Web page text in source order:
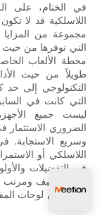
في الختام، على
اللاسلكية قد لا تكون
مجموعة من المزايا
التي توفرها من حيث
محطة الألعاب
طويلاً من حيث
التكنولوجي إلى
التي كانت في
ليست جميع
الضروري الاستثمار
وسريع الاستجابة.
اللاسلكي أو
في التفضيلات
ألعاب نظيف ومرتب
المؤكد أن لوحات